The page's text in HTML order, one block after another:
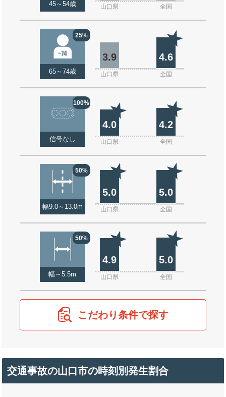
45～54歳 山口県 全国
25%
65～74歳
3.9 4.6
山口県 全国
100%
信号なし
4.0 4.2
山口県 全国
50%
幅9.0～13.0m
5.0 5.0
山口県 全国
50%
幅～5.5m
4.9 5.0
山口県 全国
こだわり条件で探す
交通事故の山口市の時刻別発生割合